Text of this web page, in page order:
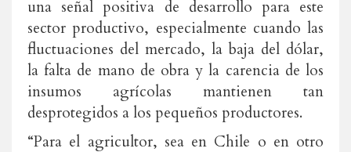
una señal positiva de desarrollo para este
sector productivo, especialmente cuando las
fluctuaciones del mercado, la baja del dólar,
la falta de mano de obra y la carencia de los
insumos agrícolas mantienen tan
desprotegidos a los pequeños productores.
“Para el agricultor, sea en Chile o en otro